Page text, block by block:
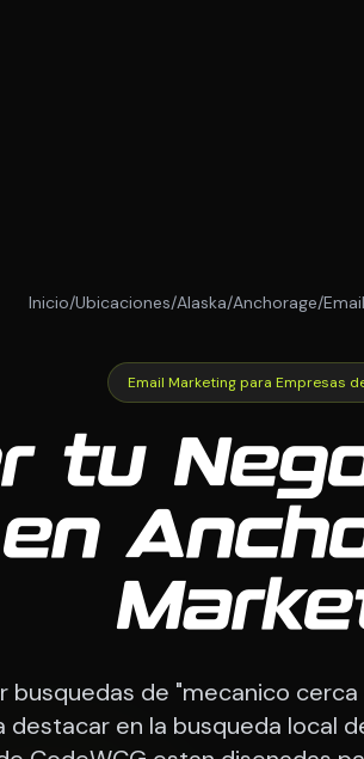
Inicio/Ubicaciones/Alaska/Anchorage/
Email Marketing para Empresas
tu
busquedas de "mecanico
destacar en la busqueda local